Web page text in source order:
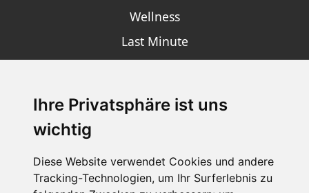
Ihre Privatsphäre ist uns
wichtig
Diese Website verwendet Cookies und andere
Tracking-Technologien, um Ihr Surferlebnis zu
Wellness
Last Minute
SCHNEEHÖHEN SKI APP
Die Schneehoehen Ski APP für iOS und Android - Ein
Muss für alle Wintersportler und Schneefreaks!